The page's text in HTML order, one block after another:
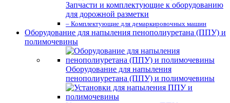
Запчасти и комплектующие к оборудованию
для дорожной разметки
– Комплектующие для демаркировочных машин
Оборудование для напыления пенополиуретана (ППУ) и
полимочевины
Оборудование для напыления
пенополиуретана (ППУ) и полимочевины